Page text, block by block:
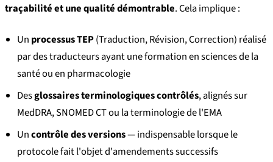
traçabilité et une qualité démontrable. Cela implique :
Un processus TEP(Traduction, Révision, Correction) réalisé
par des traducteurs ayant une formation en sciences de la
santé ou en pharmacologie
Desglossaires terminologiques contrôlés, alignés sur
MedDRA, SNOMED CT ou la terminologie de l'EMA
Uncontrôle des versions— indispensable lorsque le
protocole fait l'objet d'amendements successifs